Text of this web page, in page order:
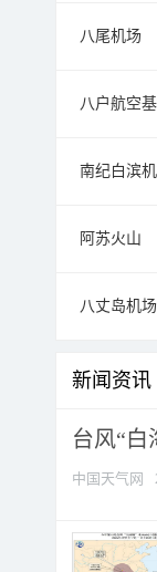
八尾机场
八户航空
南纪白滨
阿苏火山
八丈岛机场
新闻资讯
台风“
中国天气网